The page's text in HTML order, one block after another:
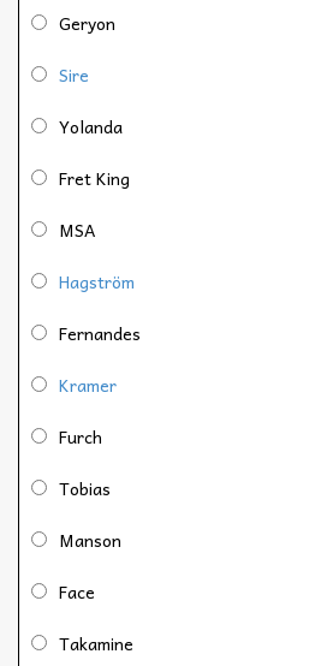
Geryon
Sire
Yolanda
Fret King
MSA
Hagström
Fernandes
Kramer
Furch
Tobias
Manson
Face
Takamine